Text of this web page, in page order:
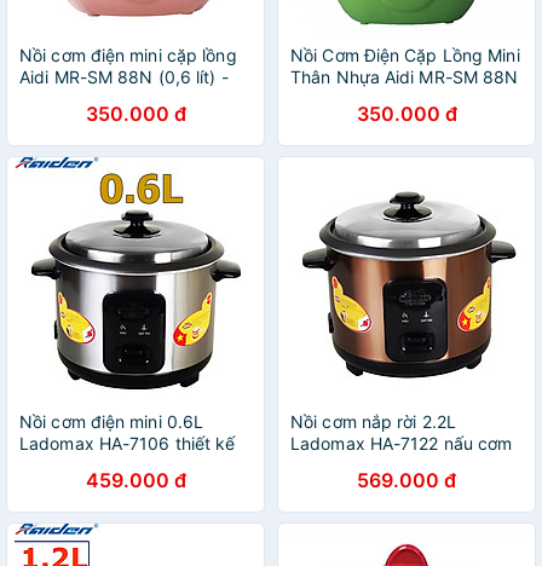
Nồi cơm điện mini cặp lồng
Aidi MR-SM 88N (0,6 lít) -
Chính Hãng350.000 đ
Nồi Cơm Điện Cặp Lồng Mini
Thân Nhựa Aidi MR-SM 88N
Chính Hãng350.000 đ
Nồi cơm điện mini 0.6L
Ladomax HA-7106 thiết kế
cơm cho 1 - 2 người ăn -
Hàng chính hãng
459.000 đ
Nồi cơm nắp rời 2.2L
Ladomax HA-7122 nấu cơm
- Hàng chính hãng
569.000 đ